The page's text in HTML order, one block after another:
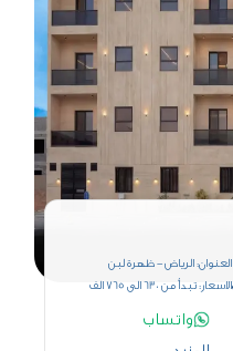
العنوان: الرياض - ظهرة لبن
الاسعار: تبدأ من 630 الى 765 الف
واتساب